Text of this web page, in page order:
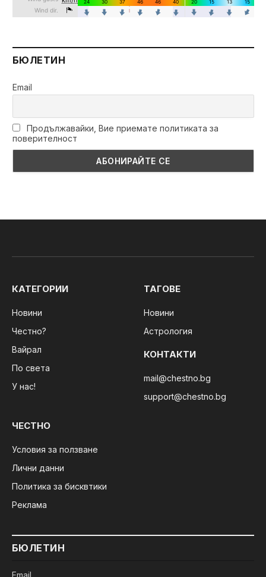
БЮЛЕТИН
Email
Продължавайки, Вие приемате политиката за
поверителност
КАТЕГОРИИ
Новини
Честно?
Вайрал
По света
У нас!
ТАГОВЕ
Новини
Астрология
КОНТАКТИ
mail@chestno.bg
support@chestno.bg
ЧЕСТНО
Условия за ползване
Лични данни
Политика за бисквтики
Реклама
БЮЛЕТИН